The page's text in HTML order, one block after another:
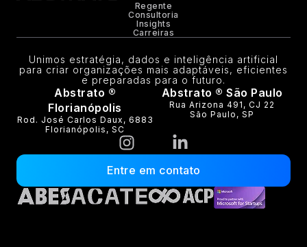
Regente
Consultoria
Insights
Carreiras
Unimos estratégia, dados e inteligência artificial
para criar organizações mais adaptáveis, eficientes
e preparadas para o futuro.
Abstrato ®
Florianópolis
Rod. José Carlos Daux, 6883
Florianópolis, SC
Abstrato ® São Paulo
Rua Arizona 491, CJ 22
São Paulo, SP
Entre em contato